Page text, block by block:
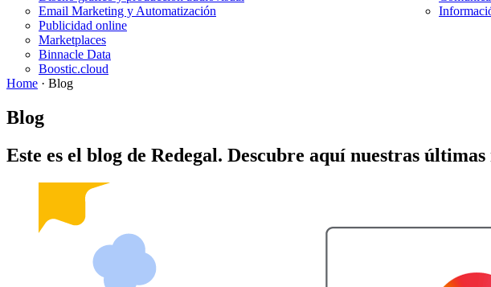
Email Marketing y Automatización
Publicidad online
Marketplaces
Binnacle Data
Boostic.cloud
Home · Blog
Blog
Este es el blog de Redegal. Descubre aquí nuestras